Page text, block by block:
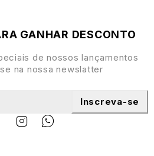
GANHAR DESCONTO
de nossos lançamentos
na nossa newslatter
Inscreva-se